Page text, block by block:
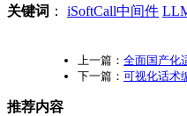
关键词 ： iSoftCall中间件
上一篇： 全面国产化
下一篇： 可视化话术
推荐内容